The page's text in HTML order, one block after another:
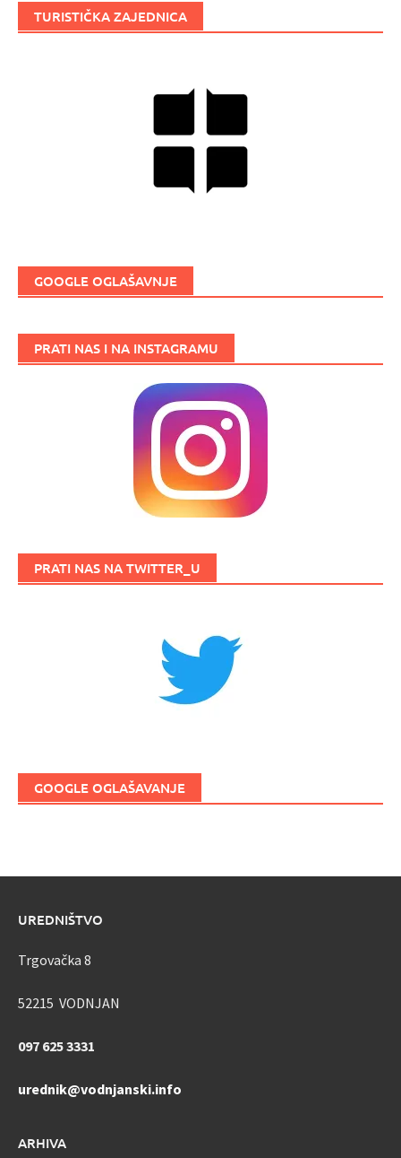
TURISTIČKA ZAJEDNICA
GOOGLE OGLAŠAVNJE
PRATI NAS I NA INSTAGRAMU
PRATI NAS NA TWITTER_U
GOOGLE OGLAŠAVANJE
UREDNIŠTVO
Trgovačka 8
52215 VODNJAN
097 625 3331
urednik@vodnjanski.info
ARHIVA